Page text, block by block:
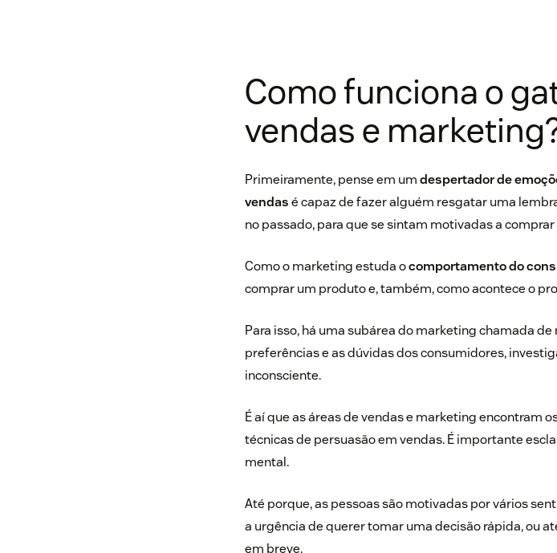
Como funciona o
vendas e
Primeiramente, pense em umdespertador de
vendasé capaz de fazer alguém resgatar uma
no passado, para que se sintam motivadas a comprar
Como o marketing estuda ocomportamento do
comprar um produto e, também, como acontece o
Para isso, há uma subárea do marketing chamada
preferências e as dúvidas dos consumidores,
inconsciente.
É aí que as áreas de vendas e marketing encontram
técnicas de persuasão em vendas. É importante
mental.
Até porque, as pessoas são motivadas por vários
a urgência de querer tomar uma decisão rápida, ou
em breve.